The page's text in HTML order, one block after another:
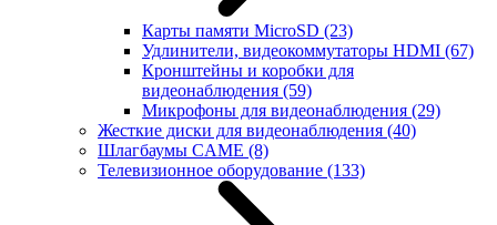
Карты памяти MicroSD (23)
Удлинители, видеокоммутаторы HDMI (67)
Кронштейны и коробки для
видеонаблюдения (59)
Микрофоны для видеонаблюдения (29)
Жесткие диски для видеонаблюдения (40)
Шлагбаумы CAME (8)
Телевизионное оборудование (133)